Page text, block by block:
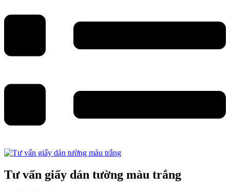
Tư vấn giấy dán tường màu trắng